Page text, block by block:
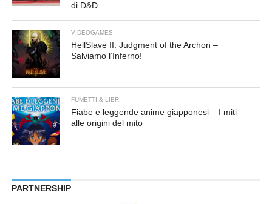
di D&D
VIDEOGAMES
HellSlave II: Judgment of the Archon –
Salviamo l’Inferno!
FUMETTI & LIBRI
Fiabe e leggende anime giapponesi – I miti
alle origini del mito
PARTNERSHIP